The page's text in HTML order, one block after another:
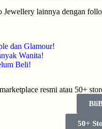
Jewellery lainnya dengan
dan Glamour!
Wanita!
Beli!
resmi atau 50+
50+